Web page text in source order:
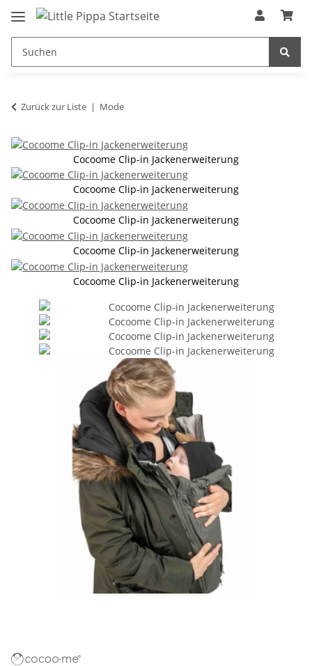
Zum Hauptinhalt springen
springen
Zurück zur Liste Mode
Cocoome Clip-in Jackenerweiterung
Cocoome Clip-in Jackenerweiterung
Cocoome Clip-in Jackenerweiterung
Cocoome Clip-in Jackenerweiterung
Cocoome Clip-in Jackenerweiterung